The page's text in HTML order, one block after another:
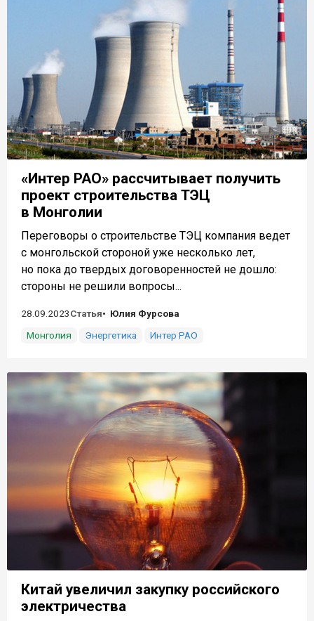
«Интер РАО» рассчитывает получить
проект строительства ТЭЦ
в Монголии
Переговоры о строительстве ТЭЦ компания ведет
с монгольской стороной уже несколько лет,
но пока до твердых договоренностей не дошло:
стороны не решили вопросы...
28.09.2023Статья
Юлия Фурсова
Монголия
Энергетика Интер РАО
Китай увеличил закупку российского
электричества